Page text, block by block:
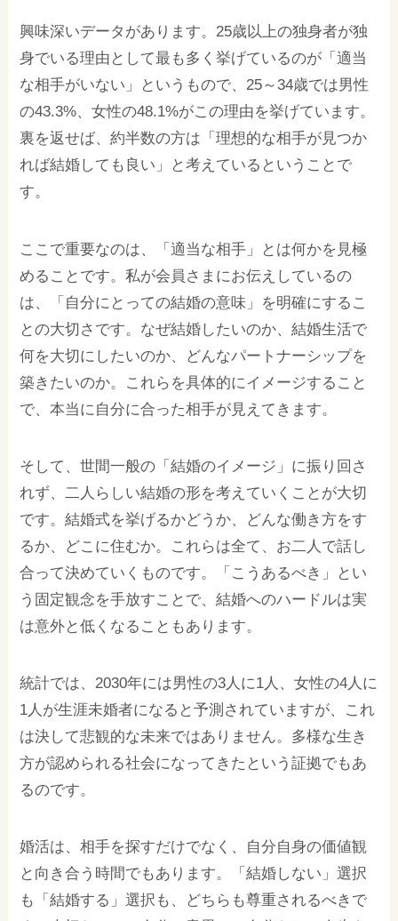
興味深いデータがあります。25歳以上の独身者が独
身でいる理由として最も多く挙げているのが「適当
な相手がいない」というもので、25～34歳では男性
の43.3%、女性の48.1%がこの理由を挙げています。
裏を返せば、約半数の方は「理想的な相手が見つか
れば結婚しても良い」と考えているということで
す。
ここで重要なのは、「適当な相手」とは何かを見極
めることです。私が会員さまにお伝えしているの
は、「自分にとっての結婚の意味」を明確にするこ
との大切さです。なぜ結婚したいのか、結婚生活で
何を大切にしたいのか、どんなパートナーシップを
築きたいのか。これらを具体的にイメージすること
で、本当に自分に合った相手が見えてきます。
そして、世間一般の「結婚のイメージ」に振り回さ
れず、二人らしい結婚の形を考えていくことが大切
です。結婚式を挙げるかどうか、どんな働き方をす
るか、どこに住むか。これらは全て、お二人で話し
合って決めていくものです。「こうあるべき」とい
う固定観念を手放すことで、結婚へのハードルは実
は意外と低くなることもあります。
統計では、2030年には男性の3人に1人、女性の4人に
1人が生涯未婚者になると予測されていますが、これ
は決して悲観的な未来ではありません。多様な生き
方が認められる社会になってきたという証拠でもあ
るのです。
婚活は、相手を探すだけでなく、自分自身の価値観
と向き合う時間でもあります。「結婚しない」選択
も「結婚する」選択も、どちらも尊重されるべきで